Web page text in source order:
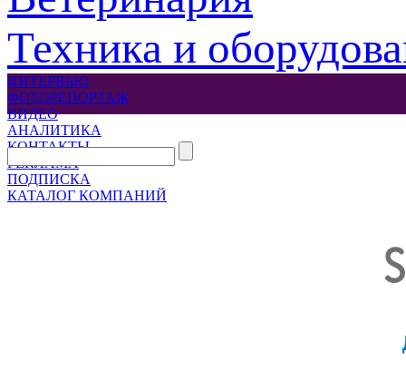
Техника и
ИНТЕРВЬЮ
ФОТОРЕПОРТАЖ
ВИДЕО
АНАЛИТИКА
КОНТАКТЫ
РЕКЛАМА
ПОДПИСКА
КАТАЛОГ КОМПАНИЙ